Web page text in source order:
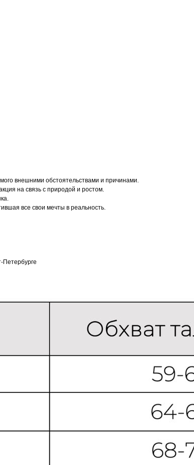
внешними обстоятельствами и причинами.
на связь с природой и ростом.
все свои мечты в реальность.
Петербурге